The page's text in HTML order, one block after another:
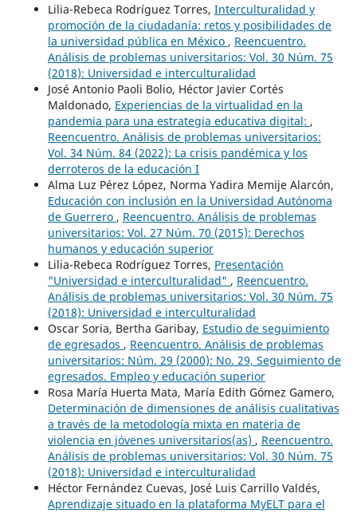
Lilia-Rebeca Rodríguez Torres, Interculturalidad y
promoción de la ciudadanía: retos y posibilidades de
la universidad pública en México , Reencuentro.
Análisis de problemas universitarios: Vol. 30 Núm. 75
(2018): Universidad e interculturalidad
José Antonio Paoli Bolio, Héctor Javier Cortés
Maldonado, Experiencias de la virtualidad en la
pandemia para una estrategia educativa digital: ,
Reencuentro. Análisis de problemas universitarios:
Vol. 34 Núm. 84 (2022): La crisis pandémica y los
derroteros de la educación I
Alma Luz Pérez López, Norma Yadira Memije Alarcón,
Educación con inclusión en la Universidad Autónoma
de Guerrero , Reencuentro. Análisis de problemas
universitarios: Vol. 27 Núm. 70 (2015): Derechos
humanos y educación superior
Lilia-Rebeca Rodríguez Torres, Presentación
"Universidad e interculturalidad" , Reencuentro.
Análisis de problemas universitarios: Vol. 30 Núm. 75
(2018): Universidad e interculturalidad
Oscar Soria, Bertha Garibay, Estudio de seguimiento
de egresados , Reencuentro. Análisis de problemas
universitarios: Núm. 29 (2000): No. 29, Seguimiento de
egresados. Empleo y educación superior
Rosa María Huerta Mata, María Edith Gómez Gamero,
Determinación de dimensiones de análisis cualitativas
a través de la metodología mixta en materia de
violencia en jóvenes universitarios(as) , Reencuentro.
Análisis de problemas universitarios: Vol. 30 Núm. 75
(2018): Universidad e interculturalidad
Héctor Fernández Cuevas, José Luis Carrillo Valdés,
Aprendizaje situado en la plataforma MyELT para el